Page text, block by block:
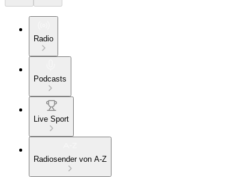
Radio
Podcasts
Live Sport
Radiosender von A-Z